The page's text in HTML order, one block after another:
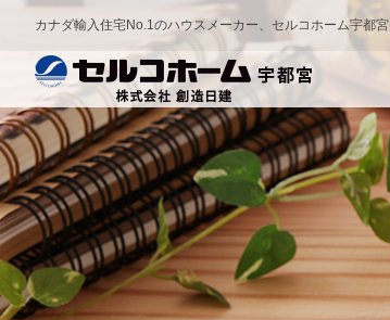
カナダ輸入住宅No.1のハウスメーカー、セルコホーム宇都宮